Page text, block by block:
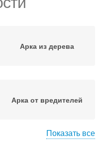
Арка из дерева
Арка от вредителей
Показать все